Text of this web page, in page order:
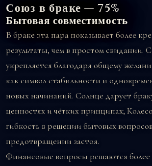
Союз в браке — 75%
Бытовая совместимость
В браке эта пара показывает более
результаты, чем в простом свидании.
укрепляется благодаря общему
как символ стабильности и
новых начинаний. Солнце дарует
ценностях и чётких принципах;
гибкость в решении бытовых
предотвращении застоя.
Финансовые вопросы решаются более